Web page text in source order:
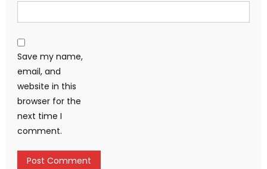
Save my name,
email, and
website in this
browser for the
next time I
comment.